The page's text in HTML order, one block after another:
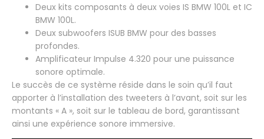
Deux kits composants à deux voies IS BMW 100L et IC
BMW 100L.
Deux subwoofers ISUB BMW pour des basses
profondes.
Amplificateur Impulse 4.320 pour une puissance
sonore optimale.
Le succès de ce système réside dans le soin qu’il faut
apporter à l’installation des tweeters à l’avant, soit sur les
montants « A », soit sur le tableau de bord, garantissant
ainsi une expérience sonore immersive.